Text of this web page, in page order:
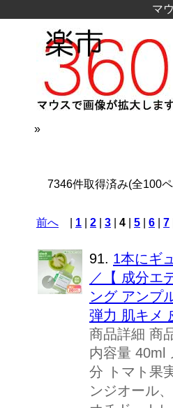
マ
»
7346件取得済み(全100
前へ 1 2 3 4 5 6 7
91. 1本にギ
／【 成分エ
ング アンプ
弾力 肌キメ
商品詳細 商
内容量 40ml
分 トマト果
ンジオール